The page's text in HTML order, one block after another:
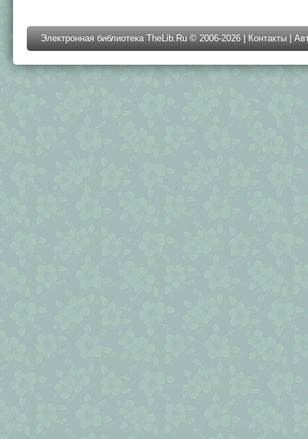
Электронная библиотека TheLib.Ru © 2006-2026 | Контакты |